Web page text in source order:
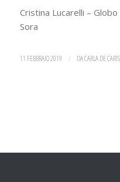
Cristina Lucarelli –
Sora
11 FEBBRAIO 2019 / DACARLA DE